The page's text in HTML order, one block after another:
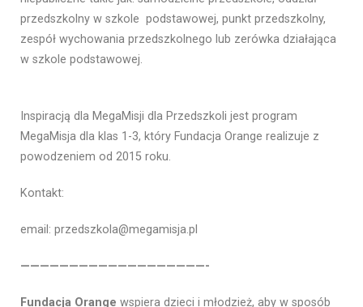
przedszkolny w szkole podstawowej, punkt przedszkolny,
zespół wychowania przedszkolnego lub zerówka działająca
w szkole podstawowej.
Inspiracją dla MegaMisji dla Przedszkoli jest program
MegaMisja dla klas 1-3, który Fundacja Orange realizuje z
powodzeniem od 2015 roku.
Kontakt:
email: przedszkola@megamisja.pl
———————————————————-
Fundacja Orange wspiera dzieci i młodzież, aby w sposób